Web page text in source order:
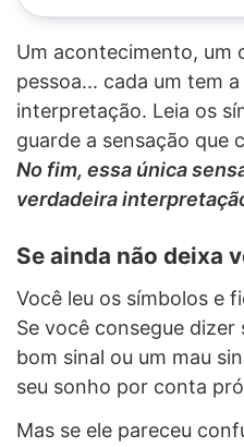
Um acontecimento, um
pessoa... cada um tem
interpretação. Leia os
guarde a sensação que
No fim, essa única
verdadeira
Se ainda não deixa
Você leu os símbolos e
Se você consegue dizer
bom sinal ou um mau
seu sonho por conta
Mas se ele pareceu